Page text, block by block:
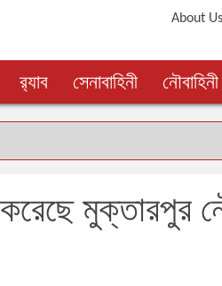
About Us
র‍্যাব সেনাবাহিনী নৌবাহিনী
করেছে মুক্তারপুর